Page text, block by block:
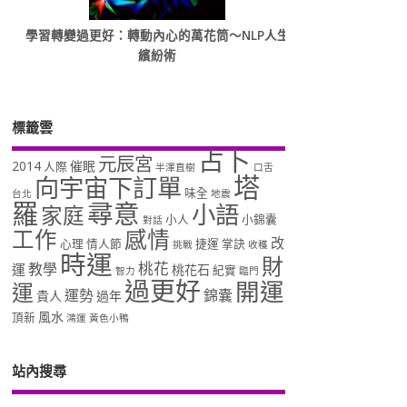
學習轉變過更好：轉動內心的萬花筒～NLP人生
繽紛術
標籤雲
2014 人際 催眠 元辰宮 半澤直樹 占卜 口舌
台北 向宇宙下訂單 味全 地震 塔
羅家庭尋意 對話 小人 小語 小錦囊
工作 心理 情人節 感情 挑戰 捷運 掌訣 收穫 改
運 教學 時運 智力 桃花 桃花石 紀實 臨門 財
運 貴人 運勢過年 過更好錦囊 開運
頂新 風水 鴻運 黃色小鴨
站內搜尋